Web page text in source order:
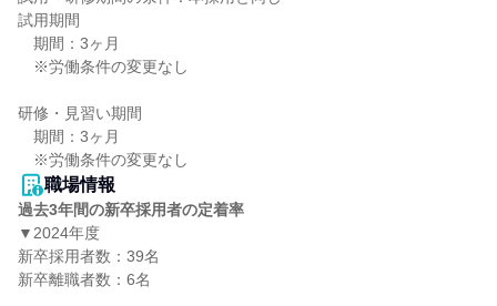
試用期間
期間：3ヶ月
※労働条件の変更なし
研修・見習い期間
期間：3ヶ月
職場情報
過去3年間の新卒採用者の定着率
▼2024年度
新卒採用者数：39名
新卒離職者数：6名